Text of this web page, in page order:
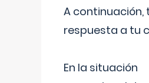
A continuación,
respuesta a tu
En la situación